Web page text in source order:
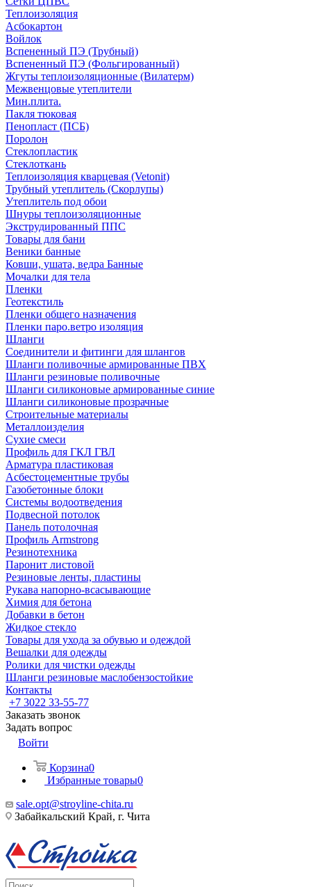
Теплоизоляция
Асбокартон
Войлок
Вспененный ПЭ (Трубный)
Вспененный ПЭ (Фольгированный)
Жгуты теплоизоляционные (Вилатерм)
Межвенцовые утеплители
Мин.плита.
Пакля тюковая
Пенопласт (ПСБ)
Поролон
Стеклопластик
Стеклоткань
Теплоизоляция кварцевая (Vetonit)
Трубный утеплитель (Скорлупы)
Утеплитель под обои
Шнуры теплоизоляционные
Экструдированный ППС
Товары для бани
Веники банные
Ковши, ушата, ведра Банные
Мочалки для тела
Пленки
Геотекстиль
Пленки общего назначения
Пленки паро.ветро изоляция
Шланги
Соединители и фитинги для шлангов
Шланги поливочные армированные ПВХ
Шланги резиновые поливочные
Шланги силиконовые армированные синие
Шланги силиконовые прозрачные
Строительные материалы
Металлоизделия
Сухие смеси
Профиль для ГКЛ ГВЛ
Арматура пластиковая
Асбестоцементные трубы
Газобетонные блоки
Системы водоотведения
Подвесной потолок
Панель потолочная
Профиль Armstrong
Резинотехника
Паронит листовой
Резиновые ленты, пластины
Рукава напорно-всасывающие
Химия для бетона
Добавки в бетон
Жидкое стекло
Товары для ухода за обувью и одеждой
Вешалки для одежды
Ролики для чистки одежды
Шланги резиновые маслобензостойкие
Контакты
+7 3022 33-55-77
Заказать звонок
Задать вопрос
Войти
Корзина0
Избранные товары0
sale.opt@stroyline-chita.ru
Забайкальский Край, г. Чита